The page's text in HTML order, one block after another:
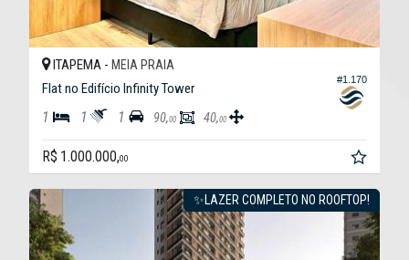
#1.170
ITAPEMA - MEIA PRAIA
Flat no Edifício Infinity Tower
1 1 1 90,00 40,00
R$ 1.000.000,00
✨LAZER COMPLETO NO ROOFTOP!